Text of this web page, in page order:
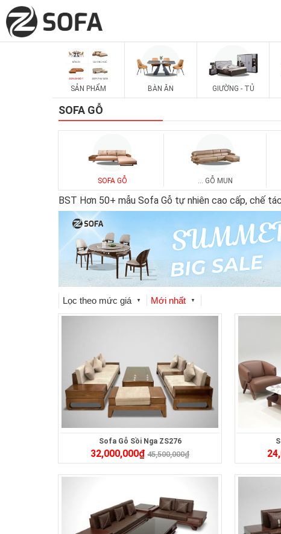
SẢN PHẨM BÀN ĂN GIƯỜNG - TỦ
SOFA GỖ
SOFA GỖ ... GỖ MUN
BST Hơn 50+ mẫu Sofa Gỗ tự nhiên cao cấp, chế
Lọc theo mức giá ▼ Mới nhất ▼
Sofa Gỗ Sồi Nga ZS276
32,000,000₫ 45,500,000₫